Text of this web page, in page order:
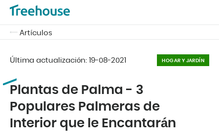
Artículos
Última actualización: 19-08-2021 HOGAR Y JARDÍN
Plantas de Palma - 3
Populares Palmeras de
Interior que le Encantarán